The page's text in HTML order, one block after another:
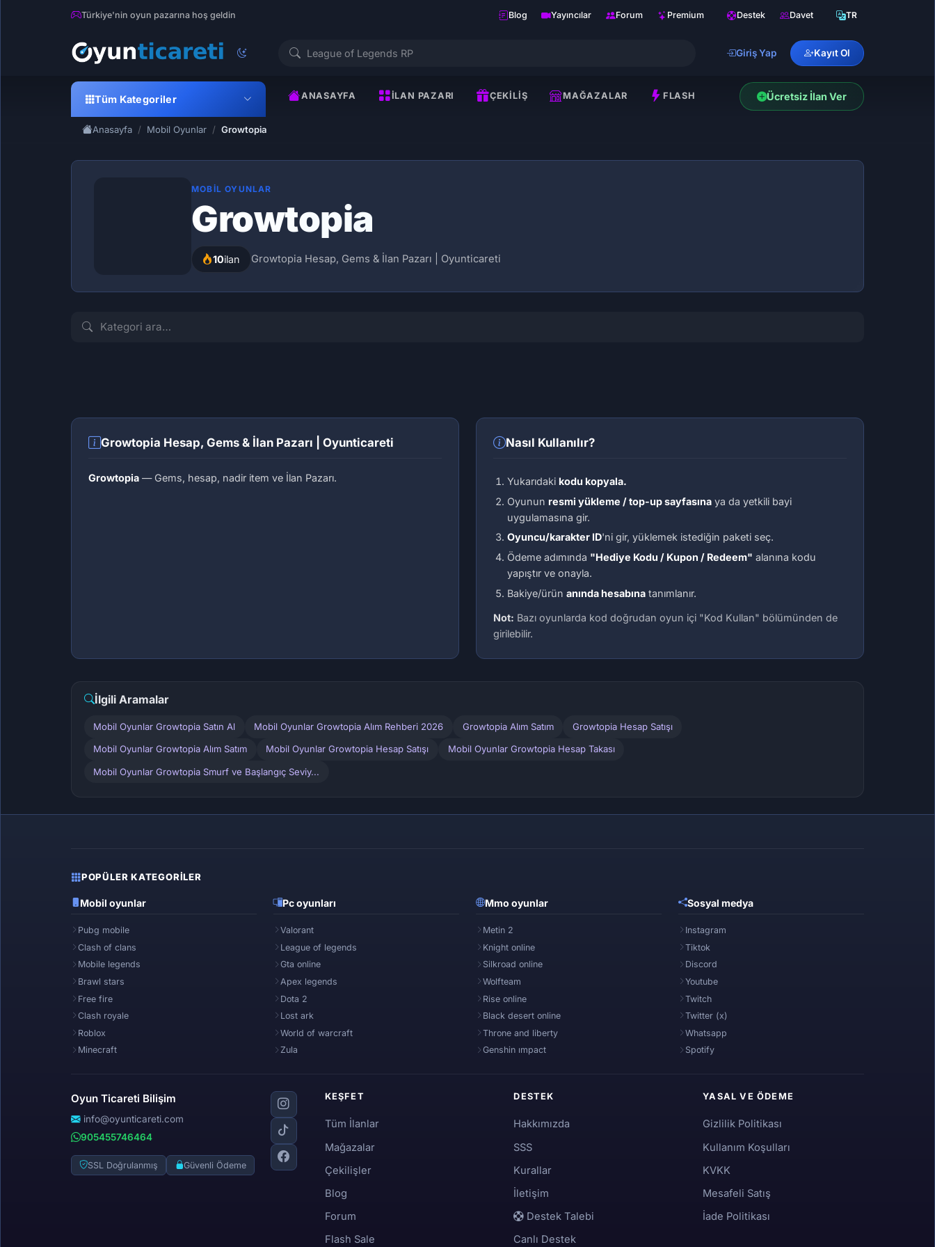
Türkiye'nin oyun pazarına hoş geldin Blog Yayıncılar Forum Premium Destek Davet TR
Giriş Yap Kayıt Ol
Tüm Kategoriler ANASAYFA İLAN PAZARI ÇEKILIŞ MAĞAZALAR FLASH Ücretsiz İlan Ver
Anasayfa Mobil Oyunlar Growtopia
MOBIL OYUNLAR
Growtopia
10ilan Growtopia Hesap, Gems & İlan Pazarı | Oyunticareti
Growtopia Hesap, Gems & İlan Pazarı | Oyunticareti
Growtopia — Gems, hesap, nadir item ve İlan Pazarı.
Nasıl Kullanılır?
Yukarıdaki kodu kopyala.
Oyunun resmi yükleme / top-up sayfasına ya da yetkili bayi
uygulamasına gir.
Oyuncu/karakter ID'ni gir, yüklemek istediğin paketi seç.
Ödeme adımında "Hediye Kodu / Kupon / Redeem" alanına kodu
yapıştır ve onayla.
Bakiye/ürün anında hesabına tanımlanır.
Not: Bazı oyunlarda kod doğrudan oyun içi "Kod Kullan" bölümünden de
girilebilir.
İlgili Aramalar
Mobil Oyunlar Growtopia Satın Al Mobil Oyunlar Growtopia Alım Rehberi 2026 Growtopia Alım Satım Growtopia Hesap Satışı
Mobil Oyunlar Growtopia Alım Satım Mobil Oyunlar Growtopia Hesap Satışı Mobil Oyunlar Growtopia Hesap Takası
Mobil Oyunlar Growtopia Smurf ve Başlangıç Seviy...
POPÜLER KATEGORILER
Mobil oyunlar
Pubg mobile
Clash of clans
Mobile legends
Brawl stars
Free fire
Clash royale
Roblox
Minecraft
Pc oyunları
Valorant
League of legends
Gta online
Apex legends
Dota 2
Lost ark
World of warcraft
Zula
Mmo oyunlar
Metin 2
Knight online
Silkroad online
Wolfteam
Rise online
Black desert online
Throne and liberty
Genshin ımpact
Sosyal medya
Instagram
Tiktok
Discord
Youtube
Twitch
Twitter (x)
Whatsapp
Spotify
Oyun Ticareti Bilişim
info@oyunticareti.com
905455746464
SSL Doğrulanmış Güvenli Ödeme
KEŞFET
Tüm İlanlar
Mağazalar
Çekilişler
Blog
Forum
Flash Sale
DESTEK
Hakkımızda
SSS
Kurallar
İletişim
Destek Talebi
Canlı Destek
YASAL VE ÖDEME
Gizlilik Politikası
Kullanım Koşulları
KVKK
Mesafeli Satış
İade Politikası